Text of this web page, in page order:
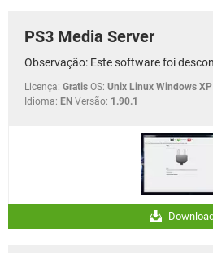
PS3 Media Server
Observação: Este software foi
Licença: Gratis OS: Unix Linux Windows
Idioma: EN Versão: 1.90.1
Download